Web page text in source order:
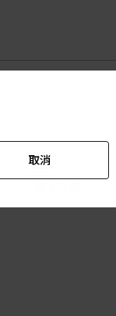
取消
取消
取消
取消
取消
取消